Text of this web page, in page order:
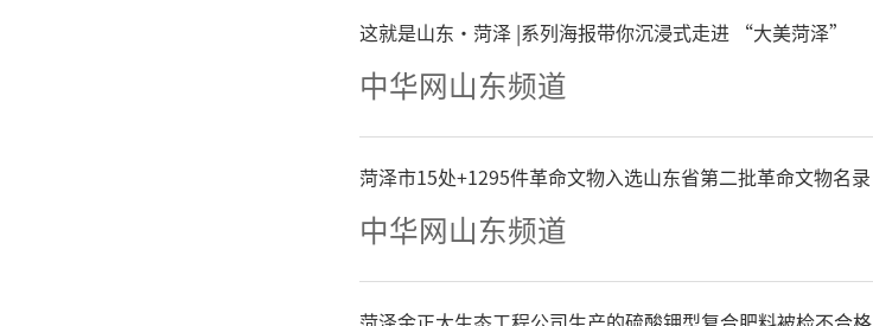
这就是山东·菏泽 |系列海报带你沉浸式走进 “大美菏泽”
中华网山东频道
菏泽市15处+1295件革命文物入选山东省第二批革命文物名录
中华网山东频道